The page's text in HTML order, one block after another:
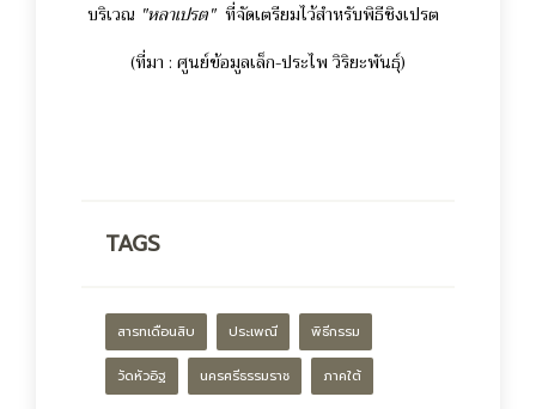
บริเวณ "หลาเปรต" ที่จัดเตรียมไว้สำหรับพิธีชิงเปรต
(ที่มา : ศูนย์ข้อมูลเล็ก-ประไพ วิริยะพันธุ์)
TAGS
สารทเดือนสิบ ประเพณี พิธีกรรม
วัดหัวอิฐ นครศรีธรรมราช ภาคใต้